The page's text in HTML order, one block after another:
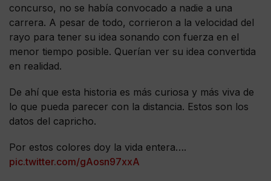
concurso, no se había convocado a nadie a una
carrera. A pesar de todo, corrieron a la velocidad del
rayo para tener su idea sonando con fuerza en el
menor tiempo posible. Querían ver su idea convertida
en realidad.
De ahí que esta historia es más curiosa y más viva de
lo que pueda parecer con la distancia. Estos son los
datos del capricho.
Por estos colores doy la vida entera….
pic.twitter.com/gAosn97xxA